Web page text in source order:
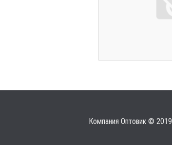
Компания Оптовик © 2019